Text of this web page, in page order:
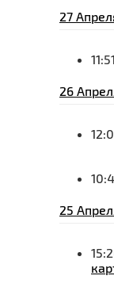
27
11:51
26
25